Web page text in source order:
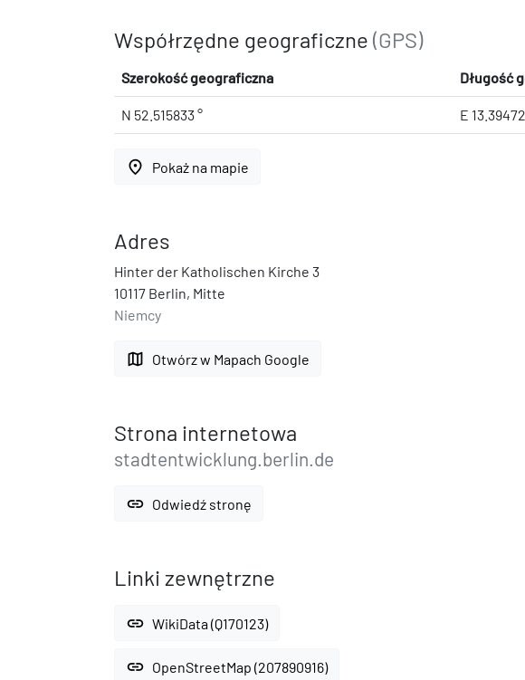
Współrzędne geograficzne (GPS)
Szerokość geograficzna Długość
N 52.515833 ° E
place Pokaż na mapie
Adres
Hinter der Katholischen Kirche 3
10117 Berlin, Mitte
Niemcy
map Otwórz w Mapach Google
Strona internetowa
stadtentwicklung.berlin.de
link Odwiedź stronę
Linki zewnętrzne
link WikiData (Q170123)
link OpenStreetMap (207890916)